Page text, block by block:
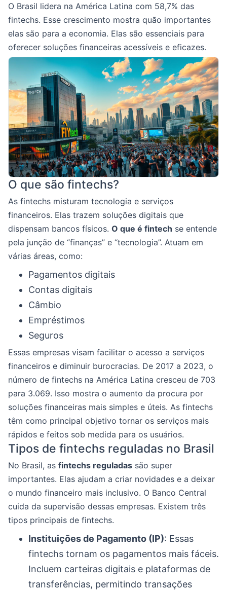
O Brasil lidera na América Latina com 58,7% das
fintechs. Esse crescimento mostra quão importantes
elas são para a economia. Elas são essenciais para
oferecer soluções financeiras acessíveis e eficazes.
O que são fintechs?
As fintechs misturam tecnologia e serviços
financeiros. Elas trazem soluções digitais que
dispensam bancos físicos. O que é fintech se entende
pela junção de “finanças” e “tecnologia”. Atuam em
várias áreas, como:
Pagamentos digitais
Contas digitais
Câmbio
Empréstimos
Seguros
Essas empresas visam facilitar o acesso a serviços
financeiros e diminuir burocracias. De 2017 a 2023, o
número de fintechs na América Latina cresceu de 703
para 3.069. Isso mostra o aumento da procura por
soluções financeiras mais simples e úteis. As fintechs
têm como principal objetivo tornar os serviços mais
rápidos e feitos sob medida para os usuários.
Tipos de fintechs reguladas no Brasil
No Brasil, as fintechs reguladas são super
importantes. Elas ajudam a criar novidades e a deixar
o mundo financeiro mais inclusivo. O Banco Central
cuida da supervisão dessas empresas. Existem três
tipos principais de fintechs.
Instituições de Pagamento (IP): Essas
fintechs tornam os pagamentos mais fáceis.
Incluem carteiras digitais e plataformas de
transferências, permitindo transações